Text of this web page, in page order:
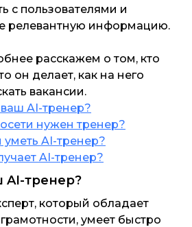
с пользователями и
релевантную информацию.
расскажем о том, кто
он делает, как на него
вакансии.
ваш AI-тренер?
нужен тренер?
AI-тренер?
AI-тренер?
AI-тренер?
который обладает
умеет быстро